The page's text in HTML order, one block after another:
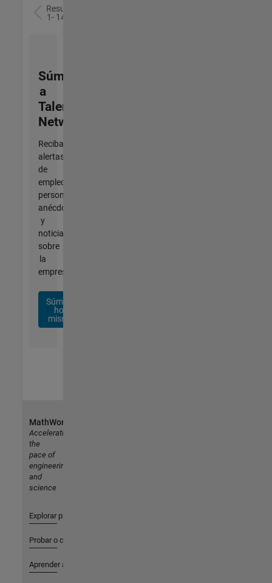
Resultados
1- 14 de
Súmese
a
Talent
Network
Reciba
alertas
de
empleo
personalizadas,
anécdotas
y
noticias
sobre
la
empresa.
Súmese
hoy
mismo
MathWorks
Accelerating
the
pace of
engineering
and
science
Explorar productos
Probar o comprar
Aprender a utilizar